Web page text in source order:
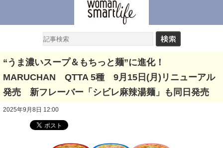
“うま濃いスープ＆もちっと麺”に進化！
MARUCHAN QTTA 5種 9月15日(月)リニューアル
発売 新フレーバー「シビレ麻辣湯麺」も同日発売
2025年9月8日 12:00